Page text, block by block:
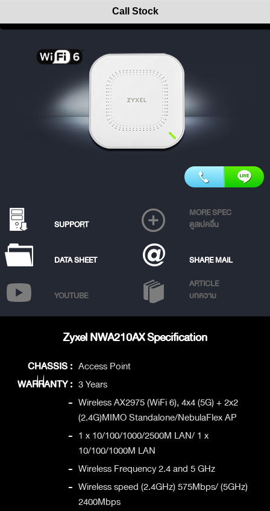
Call Stock
SUPPORT
MORE SPEC
ดูสเปคอื่น
DATA SHEET SHARE MAIL
YOUTUBE
ARTICLE
บทความ
Zyxel NWA210AX Specification
CHASSIS : Access Point
WARRANTY : 3 Years
- Wireless AX2975 (WiFi 6), 4x4 (5G) + 2x2
(2.4G)MIMO Standalone/NebulaFlex AP
- 1 x 10/100/1000/2500M LAN/ 1 x
10/100/1000M LAN
- Wireless Frequency 2.4 and 5 GHz
- Wireless speed (2.4GHz) 575Mbps/ (5GHz)
2400Mbps